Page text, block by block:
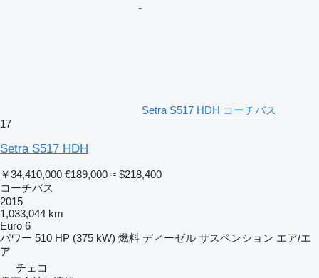
Setra S517 HDH コーチバス
17
Setra S517 HDH
￥34,410,000 €189,000 ≈ $218,400
コーチバス
2015
1,033,044 km
Euro 6
パワー 510 HP (375 kW) 燃料 ディーゼル サスペンション エア/エ
ア
チェコ